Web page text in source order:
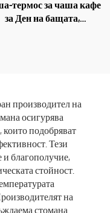
термос за чаша кафе
за Ден на бащата,
производител на
осигурява
които подобряват
Тези
и благополучие,
стойност.
на
стомана